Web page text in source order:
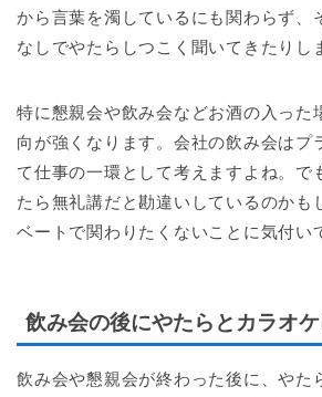
から言葉を濁しているにも関わらず、
なしでやたらしつこく聞いてきたりし
特に懇親会や飲み会などお酒の入った
向が強くなります。会社の飲み会はプ
て仕事の一環として考えますよね。で
たら無礼講だと勘違いしているのかも
ベートで関わりたくないことに気付い
飲み会の後にやたらとカラオ
飲み会や懇親会が終わった後に、やた